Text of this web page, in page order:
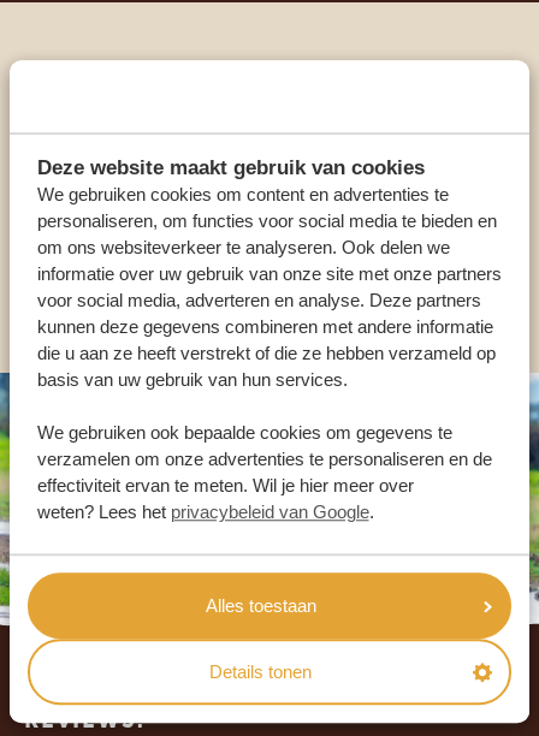
Deze website maakt gebruik van cookies
We gebruiken cookies om content en advertenties te
personaliseren, om functies voor social media te bieden en
om ons websiteverkeer te analyseren. Ook delen we
informatie over uw gebruik van onze site met onze partners
voor social media, adverteren en analyse. Deze partners
kunnen deze gegevens combineren met andere informatie
die u aan ze heeft verstrekt of die ze hebben verzameld op
basis van uw gebruik van hun services.
We gebruiken ook bepaalde cookies om gegevens te
verzamelen om onze advertenties te personaliseren en de
effectiviteit ervan te meten. Wil je hier meer over
weten? Lees het privacybeleid van Google.
Alles toestaan
Details tonen
ONZE SPECIALISTEN STAAN VOOR JE KLAAR
NL:+31 174 700 212
ANDERE LANDEN
Footer
WAT ZEGGEN ONZE KLANTEN? LEES DE
REVIEWS!